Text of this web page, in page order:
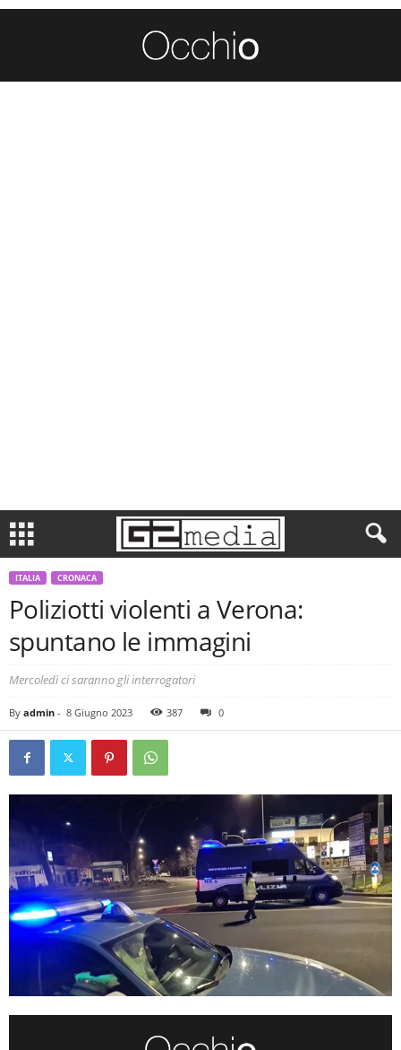
ITALIA CRONACA
Poliziotti violenti a Verona:
spuntano le immagini
Mercoledì ci saranno gli interrogatori
By admin - 8 Giugno 2023 387 0